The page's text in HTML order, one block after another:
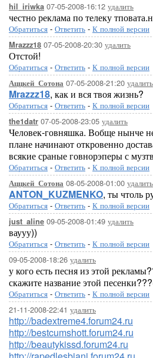
hil_iriwka 07-05-2008-16:12 удалить
честно реклама по телеку
Обратиться - Ответить - К полной версии
Mrazzz18 07-05-2008-20:30 удалить
Отстой!
Обратиться - Ответить - К полной версии
Аццкей_Сотона 07-05-2008-21:20 удалить
Mrazzz18, как и вся твоя жизнь?
Обратиться - Ответить - К полной версии
the1datr 07-05-2008-23:05 удалить
Человек-говняшка. Вобще нынче
плане начинают откровенно
всякие сраные говнорэперы с
Обратиться - Ответить - К полной версии
Аццкей_Сотона 08-05-2008-01:00 удалить
ANTON_KUZMENKO, ты чтоль
Обратиться - Ответить - К полной версии
just_aline 09-05-2008-01:49 удалить
ваууу))
Обратиться - Ответить - К полной версии
09-05-2008-18:26 удалить
у кого есть песня из этой
скажите название этой
Обратиться - Ответить - К полной версии
21-11-2008-22:41 удалить
http://badextreme4.forum24.ru
http://bestcumshott.forum24.ru
http://beautykissd.forum24.ru